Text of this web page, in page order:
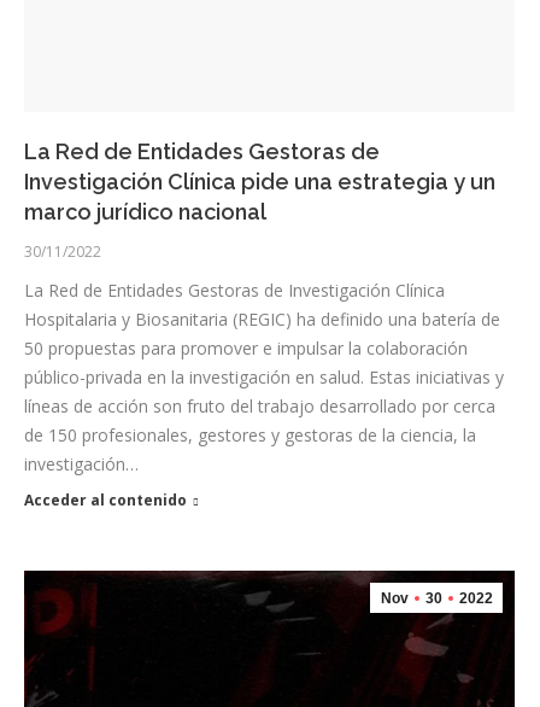
La Red de Entidades Gestoras de
Investigación Clínica pide una estrategia y un
marco jurídico nacional
30/11/2022
La Red de Entidades Gestoras de Investigación Clínica
Hospitalaria y Biosanitaria (REGIC) ha definido una batería de
50 propuestas para promover e impulsar la colaboración
público-privada en la investigación en salud. Estas iniciativas y
líneas de acción son fruto del trabajo desarrollado por cerca
de 150 profesionales, gestores y gestoras de la ciencia, la
investigación…
Acceder al contenido
Nov 30 2022